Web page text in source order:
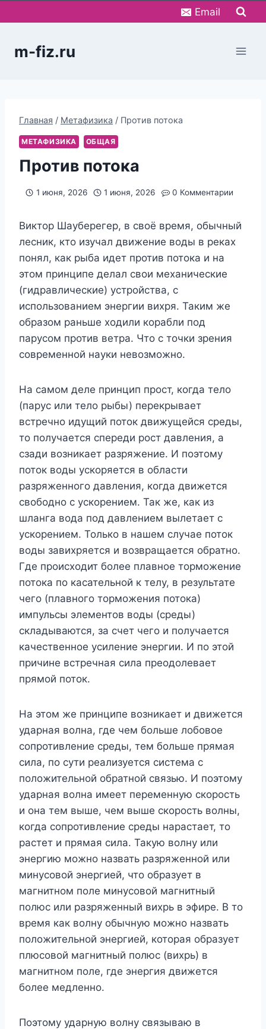
к
Email
m-fiz.ru
Главная / Метафизика / Против потока
МЕТАФИЗИКА ОБЩАЯ
Против потока
1 июня, 2026 1 июня, 2026 0 Комментарии
Виктор Шауберегер, в своё время, обычный
лесник, кто изучал движение воды в реках
понял, как рыба идет против потока и на
этом принципе делал свои механические
(гидравлические) устройства, с
использованием энергии вихря. Таким же
образом раньше ходили корабли под
парусом против ветра. Что с точки зрения
современной науки невозможно.
На самом деле принцип прост, когда тело
(парус или тело рыбы) перекрывает
встречно идущий поток движущейся среды,
то получается спереди рост давления, а
сзади возникает разряжение. И поэтому
поток воды ускоряется в области
разряженного давления, когда движется
свободно с ускорением. Так же, как из
шланга вода под давлением вылетает с
ускорением. Только в нашем случае поток
воды завихряется и возвращается обратно.
Где происходит более плавное торможение
потока по касательной к телу, в результате
чего (плавного торможения потока)
импульсы элементов воды (среды)
складываются, за счет чего и получается
качественное усиление энергии. И по этой
причине встречная сила преодолевает
прямой поток.
На этом же принципе возникает и движется
ударная волна, где чем больше лобовое
сопротивление среды, тем больше прямая
сила, по сути реализуется система с
положительной обратной связью. И поэтому
ударная волна имеет переменную скорость
и она тем выше, чем выше скорость волны,
когда сопротивление среды нарастает, то
растет и прямая сила. Такую волну или
энергию можно назвать разряженной или
минусовой энергией, что образует в
магнитном поле минусовой магнитный
полюс или разряженный вихрь в эфире. В то
время как волну обычную можно назвать
положительной энергией, которая образует
плюсовой магнитный полюс (вихрь) в
магнитном поле, где энергия движется
более медленно.
Поэтому ударную волну связываю в